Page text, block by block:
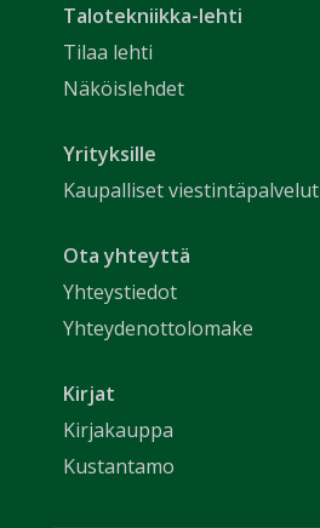
Talotekniikka-lehti
Tilaa lehti
Näköislehdet
Yrityksille
Kaupalliset viestintäpalvelut
Ota yhteyttä
Yhteystiedot
Yhteydenottolomake
Kirjat
Kirjakauppa
Kustantamo